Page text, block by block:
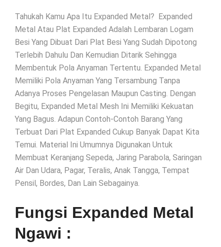
Tahukah Kamu Apa Itu Expanded Metal? Expanded
Metal Atau Plat Expanded Adalah Lembaran Logam
Besi Yang Dibuat Dari Plat Besi Yang Sudah Dipotong
Terlebih Dahulu Dan Kemudian Ditarik Sehingga
Membentuk Pola Anyaman Tertentu. Expanded Metal
Memiliki Pola Anyaman Yang Tersambung Tanpa
Adanya Proses Pengelasan Maupun Casting. Dengan
Begitu, Expanded Metal Mesh Ini Memiliki Kekuatan
Yang Bagus. Adapun Contoh-Contoh Barang Yang
Terbuat Dari Plat Expanded Cukup Banyak Dapat Kita
Temui. Material Ini Umumnya Digunakan Untuk
Membuat Keranjang Sepeda, Jaring Parabola, Saringan
Air Dan Udara, Pagar, Teralis, Anak Tangga, Tempat
Pensil, Bordes, Dan Lain Sebagainya.
Fungsi Expanded Metal
Ngawi :